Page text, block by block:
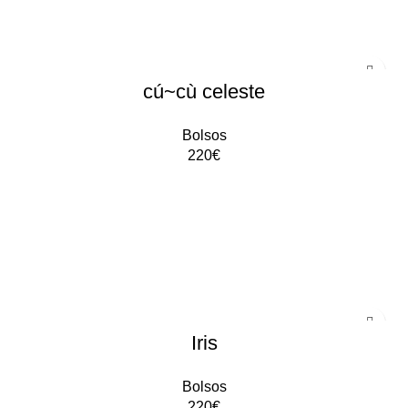
cú~cù celeste
Bolsos
220€
Iris
Bolsos